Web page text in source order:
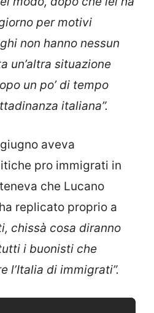
per motivi
non hanno nessun
un’altra situazione
un po’ di tempo
italiana”.
aveva
pro immigrati in
che Lucano
replicato proprio a
chissà cosa diranno
i buonisti che
l’Italia di immigrati”.